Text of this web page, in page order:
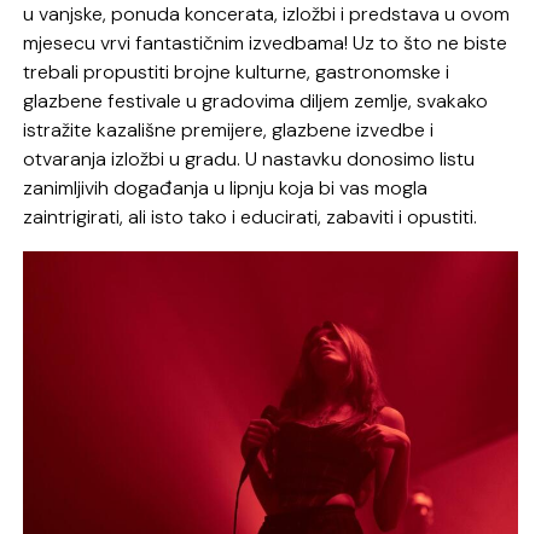
u vanjske, ponuda koncerata, izložbi i predstava u ovom
mjesecu vrvi fantastičnim izvedbama! Uz to što ne biste
trebali propustiti brojne kulturne, gastronomske i
glazbene festivale u gradovima diljem zemlje, svakako
istražite kazališne premijere, glazbene izvedbe i
otvaranja izložbi u gradu. U nastavku donosimo listu
zanimljivih događanja u lipnju koja bi vas mogla
zaintrigirati, ali isto tako i educirati, zabaviti i opustiti.